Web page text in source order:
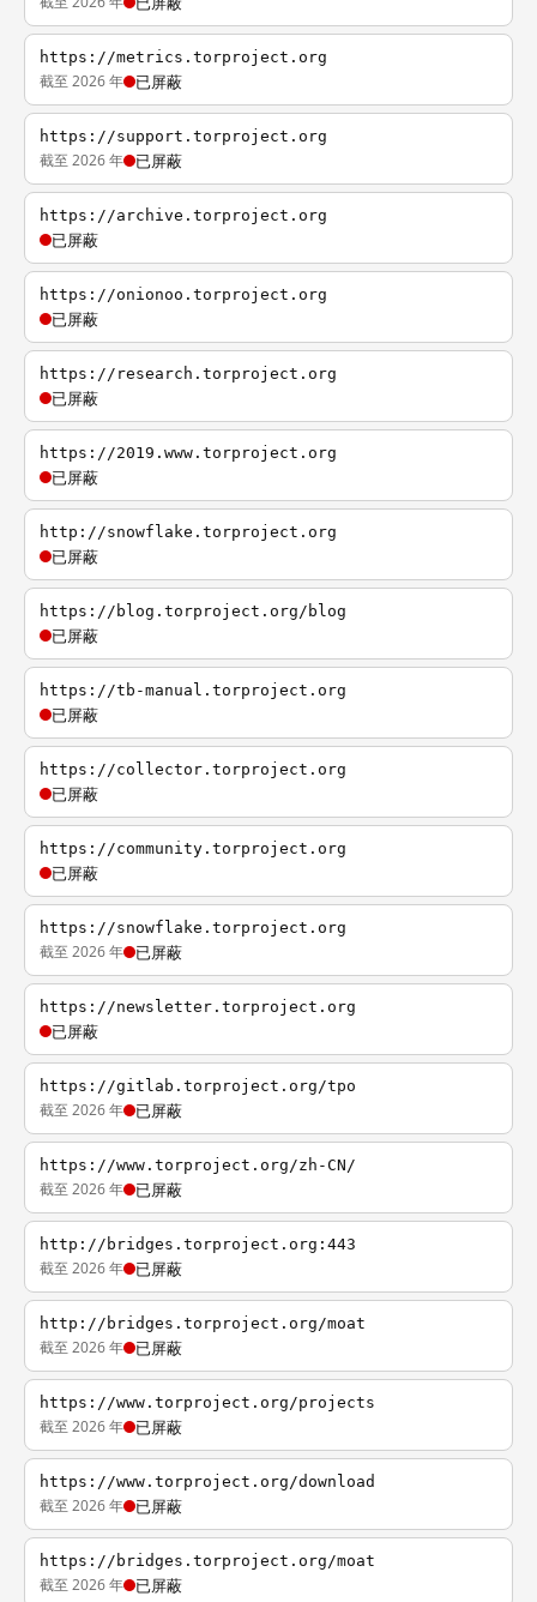
https://metrics.torproject.org
截至 2026 年 已屏蔽
https://support.torproject.org
截至 2026 年 已屏蔽
https://archive.torproject.org
已屏蔽
https://onionoo.torproject.org
已屏蔽
https://research.torproject.org
已屏蔽
https://2019.www.torproject.org
已屏蔽
http://snowflake.torproject.org
已屏蔽
https://blog.torproject.org/blog
已屏蔽
https://tb-manual.torproject.org
已屏蔽
https://collector.torproject.org
已屏蔽
https://community.torproject.org
已屏蔽
https://snowflake.torproject.org
截至 2026 年 已屏蔽
https://newsletter.torproject.org
已屏蔽
https://gitlab.torproject.org/tpo
截至 2026 年 已屏蔽
https://www.torproject.org/zh-CN/
截至 2026 年 已屏蔽
http://bridges.torproject.org:443
截至 2026 年 已屏蔽
http://bridges.torproject.org/moat
截至 2026 年 已屏蔽
https://www.torproject.org/projects
截至 2026 年 已屏蔽
https://www.torproject.org/download
截至 2026 年 已屏蔽
https://bridges.torproject.org/moat
截至 2026 年 已屏蔽